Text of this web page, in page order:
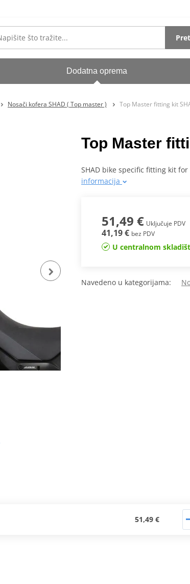
Dodatna oprema
Nosači kofera SHAD ( Top master ) Top Master fitting kit
Top Master
SHAD bike specific fitting kit
informacija
51,49 € Uključuje PDV
41,19 € bez PDV
U centralnom
Navedeno u kategorijama:
51,49 €